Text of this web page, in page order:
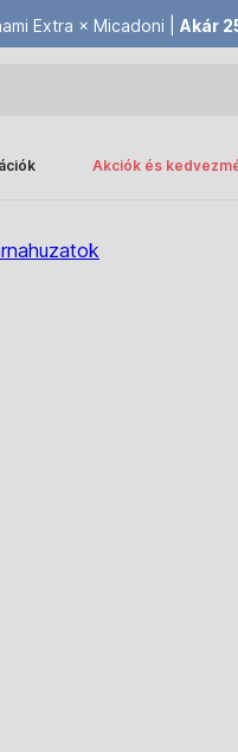
Extra × Micadoni | Akár
Akciók és